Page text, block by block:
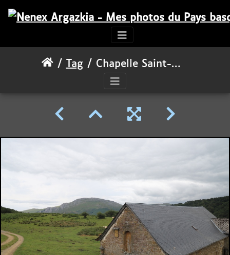
Tag Chapelle Saint-Sauveur d'Iraty et pic de Behorlegi (1 265 m)